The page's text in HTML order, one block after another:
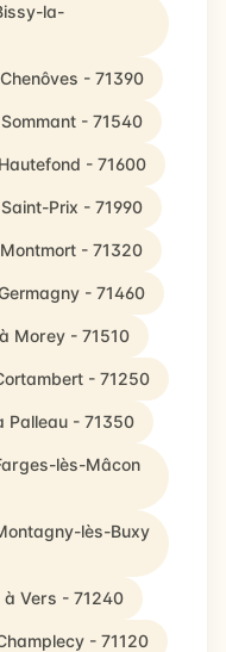
la-
- 71390
- 71540
- 71600
Prix - 71990
- 71320
- 71460
Morey - 71510
- 71250
Palleau - 71350
lès-Mâcon
lès-Buxy
à Vers - 71240
- 71120